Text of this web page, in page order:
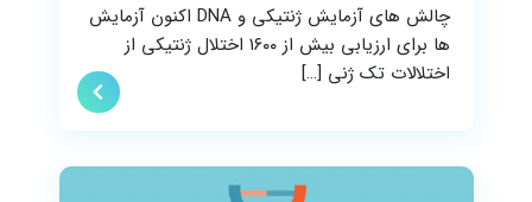
چالش های آزمایش ژنتیکی و DNA اکنون آزمایش
ها برای ارزیابی بیش از ۱۶۰۰ اختلال ژنتیکی از
اختلالات تک ژنی […]